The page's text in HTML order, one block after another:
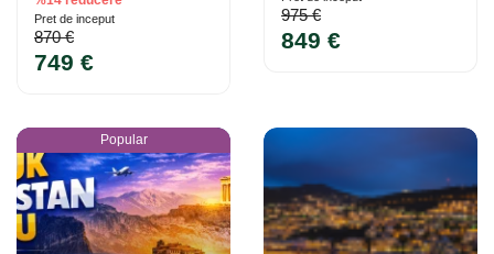
Pret de inceput
870 €
749 €
975 €
849 €
Popular